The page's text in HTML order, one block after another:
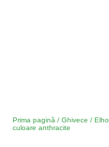
Prima pagină / Ghivece / Elho
culoare anthracite